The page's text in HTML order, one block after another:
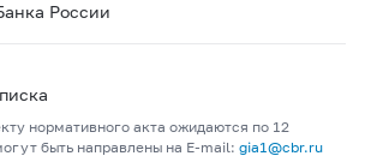
России
нормативного акта ожидаются по 12
быть направлены на E-mail: gia1@cbr.ru